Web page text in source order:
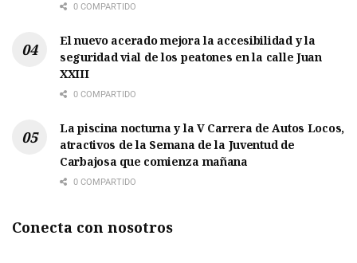
0 COMPARTIDO
El nuevo acerado mejora la accesibilidad y la
seguridad vial de los peatones en la calle Juan
XXIII
0 COMPARTIDO
La piscina nocturna y la V Carrera de Autos Locos,
atractivos de la Semana de la Juventud de
Carbajosa que comienza mañana
0 COMPARTIDO
Conecta con nosotros